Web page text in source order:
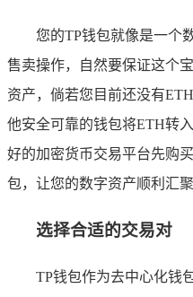
您的TP钱包就像是一个
售卖操作，自然要保证这个
资产，倘若您目前还没有
他安全可靠的钱包将ETH转
好的加密货币交易平台先购
包，让您的数字资产顺利汇聚
选择合适的交易对
TP钱包作为去中心化钱